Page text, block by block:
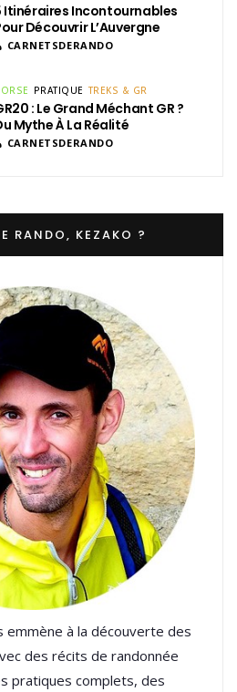
Itinéraires Incontournables
Découvrir L’Auvergne
CARNETSDERANDO
PRATIQUE TREKS & GR
: Le Grand Méchant GR ?
Mythe À La Réalité
CARNETSDERANDO
RANDO, KEZAKO ?
emmène à la découverte des
des récits de randonnée
pratiques complets, des